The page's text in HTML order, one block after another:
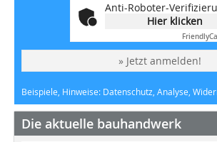
Anti-Roboter-
Hier klicken
Friendly
» Jetzt anmelden!
Beispiele, Hinweise: Datenschutz, Analyse,
Die aktuelle bauhandwerk